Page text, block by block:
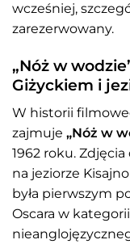
wcześniej,
zarezerwowany.
„Nóż w
Giżyckiem i
W historii
zajmuje „Nóż w
1962 roku.
na jeziorze
była pierwszym
Oscara w